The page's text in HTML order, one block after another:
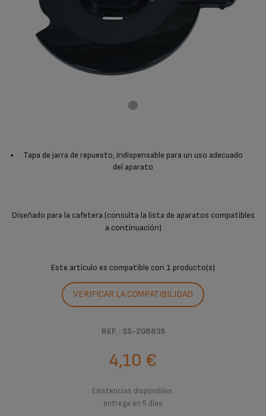
Tapa de jarra de repuesto, indispensable para un uso adecuado
del aparato
Diseñado para la cafetera (consulta la lista de aparatos compatibles
a continuación)
Este artículo es compatible con 1 producto(s)
VERIFICAR LA COMPATIBILIDAD
REF. : SS-208835
4,10 €
Existencias disponibles.
entrega en 5 días